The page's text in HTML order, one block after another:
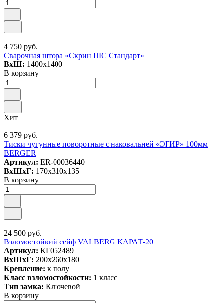
4 750 руб.
Сварочная штора «Скрин ШС Стандарт»
ВxШ: 1400x1400
В корзину
Хит
6 379 руб.
Тиски чугунные поворотные с наковальней «ЭГИР» 100мм
BERGER
Артикул: ER-00036440
ВxШxГ: 170x310x135
В корзину
24 500 руб.
Взломостойкий сейф VALBERG КАРАТ-20
Артикул: КГ052489
ВxШxГ: 200x260x180
Крепление: к полу
Класс взломостойкости: 1 класс
Тип замка: Ключевой
В корзину